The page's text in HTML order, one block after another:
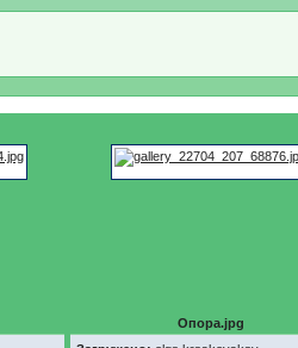
Опора.jpg